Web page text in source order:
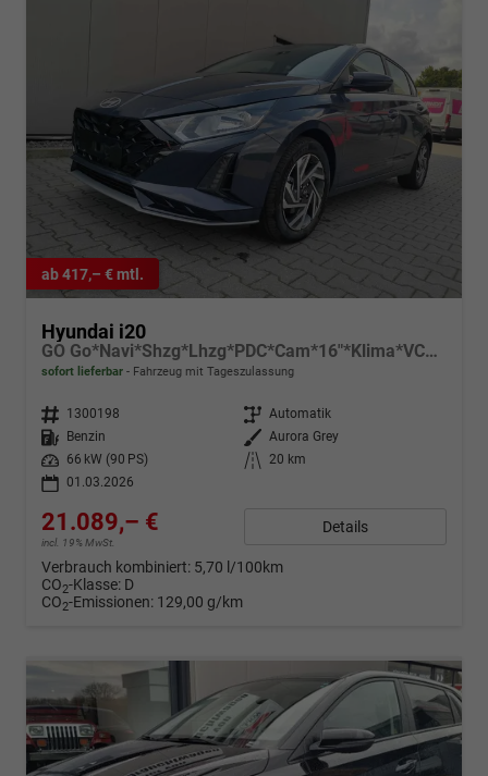
ab 417,– € mtl.
Hyundai i20
GO Go*Navi*Shzg*Lhzg*PDC*Cam*16"*Klima*VCockpit
sofort lieferbar Fahrzeug mit Tageszulassung
Fahrzeugnr. 1300198 Getriebe Automatik
Kraftstoff
Benzin Außenfarbe Aurora Grey
Leistung
66 kW (90 PS) Kilometerstand
20 km
01.03.2026
21.089,– €
incl. 19% MwSt.
Details
Verbrauch kombiniert: 5,70 l/100km
CO2-Klasse: D
CO2-Emissionen: 129,00 g/km